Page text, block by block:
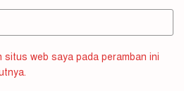
situs web saya pada peramban ini